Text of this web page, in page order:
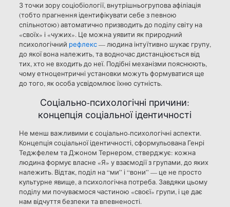
З точки зору соціобіології, внутрішньогрупова афіліація
(тобто прагнення ідентифікувати себе з певною
спільнотою) автоматично призводить до поділу світу на
«своїх» і «чужих». Це можна уявити як природний
психологічний рефлекс— людина інтуїтивно шукає групу,
до якої вона належить, та водночас дистанціюється від
тих, хто не входить до неї. Подібні механізми пояснюють,
чому етноцентричні установки можуть формуватися ще
до того, як особа усвідомлює їхню сутність.
Соціально-психологічні причини:
концепція соціальної ідентичності
Не менш важливими є соціально-психологічні аспекти.
Концепція соціальної ідентичності, сформульована Генрі
Теджфелем та Джоном Тернером, стверджує: кожна
людина формує власне «Я» у взаємодії з групами, до яких
належить. Відтак, поділ на “ми” і “вони” — це не просто
культурне явище, а психологічна потреба. Завдяки цьому
поділу ми почуваємося частиною «своєї» групи, і це дає
нам відчуття безпеки та впевненості.